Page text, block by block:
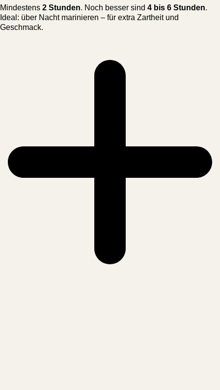
Mindestens 2 Stunden. Noch besser sind 4 bis 6 Stunden.
Ideal: über Nacht marinieren – für extra Zartheit und
Geschmack.